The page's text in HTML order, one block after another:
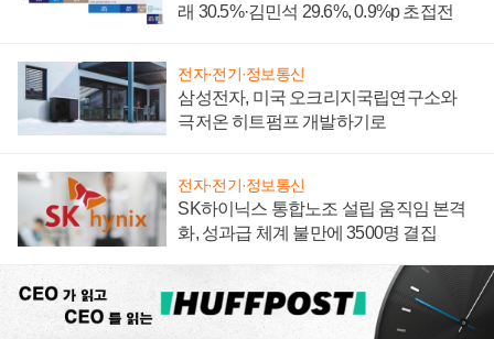
래 30.5%·김민석 29.6%, 0.9%p 초접전
전자·전기·정보통신
삼성전자, 미국 오크리지국립연구소와
극저온 히트펌프 개발하기로
전자·전기·정보통신
SK하이닉스 통합노조 설립 움직임 본격
화, 성과급 체계 불만에 3500명 결집